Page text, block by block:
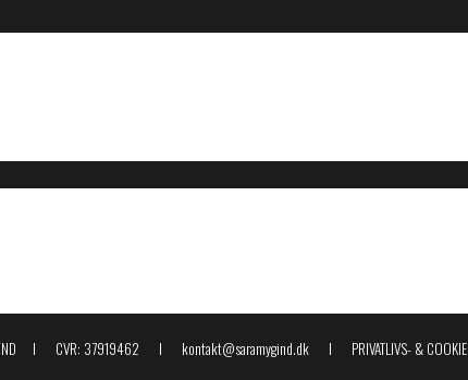
I CVR: 37919462 I kontakt@saramygind.dk I PRIVATLIVS- &